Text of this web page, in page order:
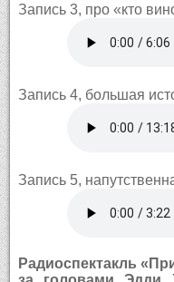
Запись 3, про «кто
Запись 4, большая
Запись 5,
Радиоспектакль